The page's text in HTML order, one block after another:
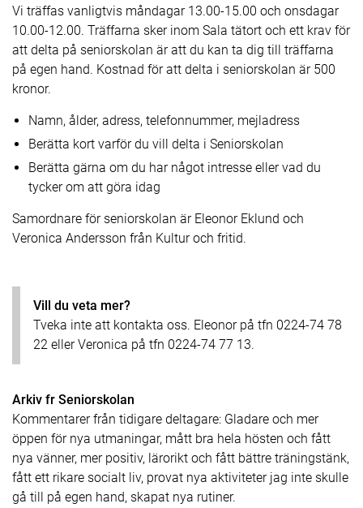
Vi träffas vanligtvis måndagar 13.00-15.00 och onsdagar
10.00-12.00. Träffarna sker inom Sala tätort och ett krav för
att delta på seniorskolan är att du kan ta dig till träffarna
på egen hand. Kostnad för att delta i seniorskolan är 500
kronor.
Namn, ålder, adress, telefonnummer, mejladress
Berätta kort varför du vill delta i Seniorskolan
Berätta gärna om du har något intresse eller vad du
tycker om att göra idag
Samordnare för seniorskolan är Eleonor Eklund och
Veronica Andersson från Kultur och fritid.
Vill du veta mer?
Tveka inte att kontakta oss. Eleonor på tfn 0224-74 78
22 eller Veronica på tfn 0224-74 77 13.
Arkiv fr Seniorskolan
Kommentarer från tidigare deltagare: Gladare och mer
öppen för nya utmaningar, mått bra hela hösten och fått
nya vänner, mer positiv, lärorikt och fått bättre träningstänk,
fått ett rikare socialt liv, provat nya aktiviteter jag inte skulle
gå till på egen hand, skapat nya rutiner.